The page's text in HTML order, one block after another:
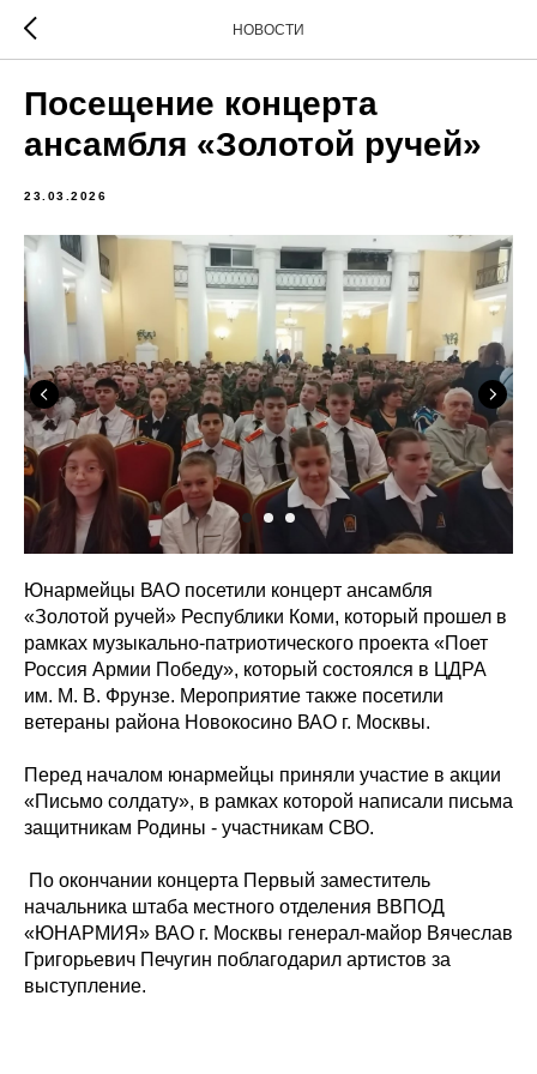
НОВОСТИ
Посещение концерта
ансамбля «Золотой ручей»
23.03.2026
️Юнармейцы ВАО посетили концерт ансамбля
«Золотой ручей» Республики Коми, который прошел в
рамках музыкально-патриотического проекта «Поет
Россия Армии Победу», который состоялся в ЦДРА
им. М. В. Фрунзе. Мероприятие также посетили
ветераны района Новокосино ВАО г. Москвы.
Перед началом юнармейцы приняли участие в акции
«Письмо солдату», в рамках которой написали письма
защитникам Родины - участникам СВО.
️ По окончании концерта Первый заместитель
начальника штаба местного отделения ВВПОД
«ЮНАРМИЯ» ВАО г. Москвы генерал-майор Вячеслав
Григорьевич Печугин поблагодарил артистов за
выступление.